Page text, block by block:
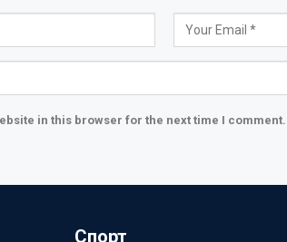
in this browser for the next time I comment.
Спорт